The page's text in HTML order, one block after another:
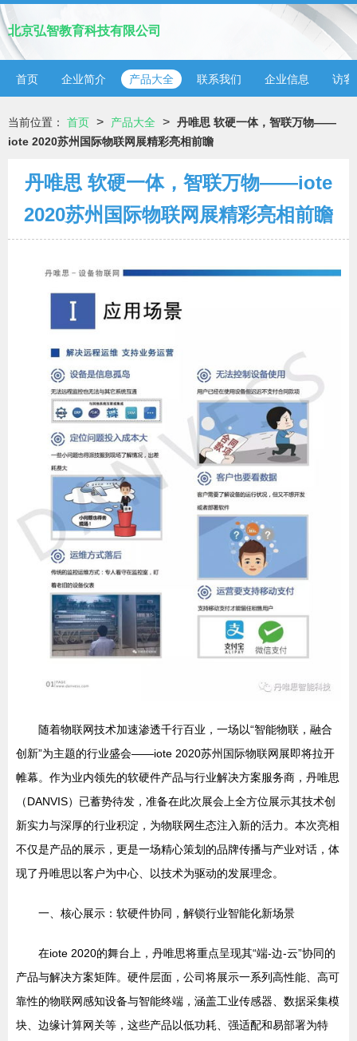
北京弘智教育科技有限公司
首页 企业简介 产品大全 联系我们 企业信息 访客
当前位置： 首页 > 产品大全 > 丹唯思 软硬一体，智联万物——
iote 2020苏州国际物联网展精彩亮相前瞻
丹唯思 软硬一体，智联万物——iote
2020苏州国际物联网展精彩亮相前瞻
随着物联网技术加速渗透千行百业，一场以“智能物联，融合
创新”为主题的行业盛会——iote 2020苏州国际物联网展即将拉开
帷幕。作为业内领先的软硬件产品与行业解决方案服务商，丹唯思
（DANVIS）已蓄势待发，准备在此次展会上全方位展示其技术创
新实力与深厚的行业积淀，为物联网生态注入新的活力。本次亮相
不仅是产品的展示，更是一场精心策划的品牌传播与产业对话，体
现了丹唯思以客户为中心、以技术为驱动的发展理念。
一、核心展示：软硬件协同，解锁行业智能化新场景
在iote 2020的舞台上，丹唯思将重点呈现其“端-边-云”协同的
产品与解决方案矩阵。硬件层面，公司将展示一系列高性能、高可
靠性的物联网感知设备与智能终端，涵盖工业传感器、数据采集模
块、边缘计算网关等，这些产品以低功耗、强适配和易部署为特